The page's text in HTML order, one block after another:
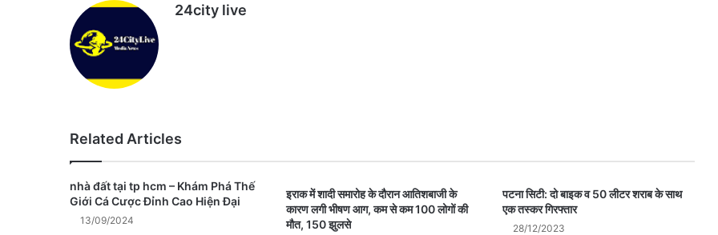
24city live
Related Articles
nhà đất tại tp hcm – Khám Phá Thế
Giới Cá Cược Đỉnh Cao Hiện Đại
13/09/2024
इराक में शादी समारोह के दौरान आतिशबाजी के
कारण लगी भीषण आग, कम से कम 100 लोगों की
मौत, 150 झुलसे
पटना सिटी: दो बाइक व 50 लीटर शराब के साथ
एक तस्कर गिरफ्तार
28/12/2023